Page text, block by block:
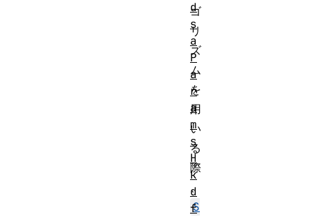
ゴ
リ
ズ
ム
を
用
い
る
際
、
S
d
s
a
P
a
r
a
m
s
H
k
d
f